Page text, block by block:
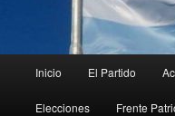
principal
Inicio El Partido
Elecciones Frente